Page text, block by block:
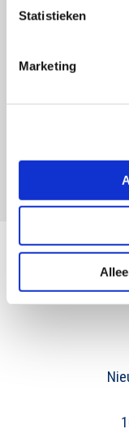
Statistieken
Marketing
Voornaam